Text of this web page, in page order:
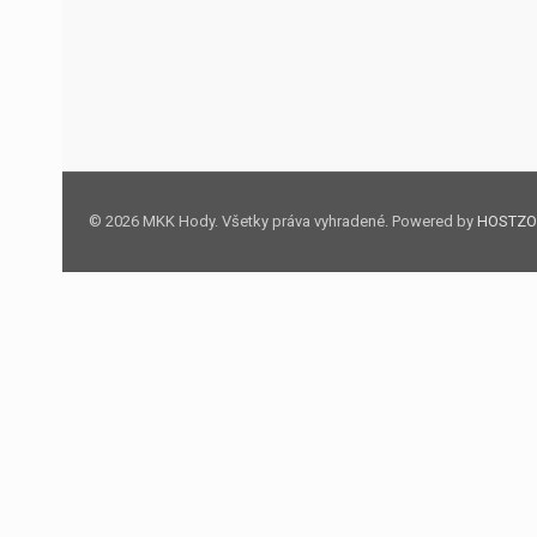
© 2026 MKK Hody. Všetky práva vyhradené. Powered by